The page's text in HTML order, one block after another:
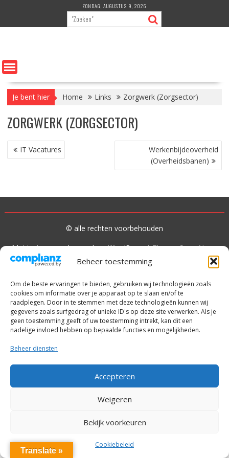
Beheer toestemming
Om de beste ervaringen te bieden, gebruiken wij technologieën zoals
cookies om informatie over je apparaat op te slaan en/of te
raadplegen. Door in te stemmen met deze technologieën kunnen wij
gegevens zoals surfgedrag of unieke ID's op deze site verwerken. Als je
geen toestemming geeft of uw toestemming intrekt, kan dit een
nadelige invloed hebben op bepaalde functies en mogelijkheden.
Beheer diensten
Accepteren
Weigeren
Bekijk voorkeuren
Cookiebeleid
de
ZONDAG, AUGUSTUS 9, 2026
Je bent hier Home Links Zorgwerk (Zorgsector)
ZORGWERK (ZORGSECTOR)
BERICHT
NAVIGATIE
IT Vacatures
Werkenbijdeoverheid
(Overheidsbanen)
© alle rechten voorbehouden
Met trots aangedreven door WordPress |Thema: SuperNews
doorAcme Themes
Translate »